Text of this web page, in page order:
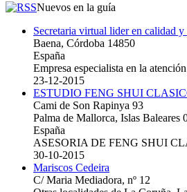
Nuevos en la guía
Secretaria virtual lider en calidad y
Baena, Córdoba 14850
España
Empresa especialista en la
23-12-2015
ESTUDIO FENG SHUI
Cami de Son Rapinya 93
Palma de Mallorca, Islas Baleares
España
ASESORIA DE FENG SHUI
30-10-2015
Mariscos Cedeira
C/ Maria Mediadora, nº 12